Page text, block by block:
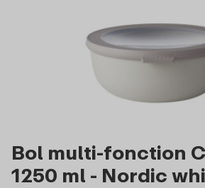
Bol multi-fonction
1250 ml - Nordic